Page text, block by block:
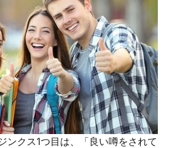
ンクス1つ目は、「良い噂をされて